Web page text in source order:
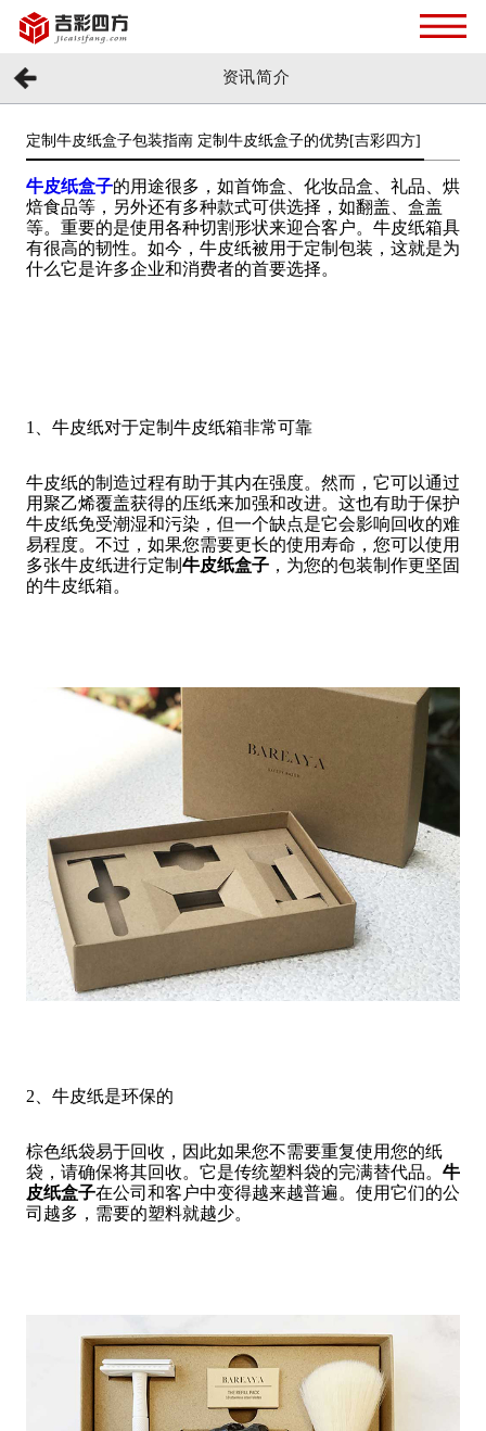
资讯简介
定制牛皮纸盒子包装指南 定制牛皮纸盒子的优势[吉彩四方]
牛皮纸盒子的用途很多，如首饰盒、化妆品盒、礼品、烘
焙食品等，另外还有多种款式可供选择，如翻盖、盒盖
等。重要的是使用各种切割形状来迎合客户。牛皮纸箱具
有很高的韧性。如今，牛皮纸被用于定制包装，这就是为
什么它是许多企业和消费者的首要选择。
1、牛皮纸对于定制牛皮纸箱非常可靠
牛皮纸的制造过程有助于其内在强度。然而，它可以通过
用聚乙烯覆盖获得的压纸来加强和改进。这也有助于保护
牛皮纸免受潮湿和污染，但一个缺点是它会影响回收的难
易程度。不过，如果您需要更长的使用寿命，您可以使用
多张牛皮纸进行定制 牛皮纸盒子，为您的包装制作更坚固
的牛皮纸箱。
2、牛皮纸是环保的
棕色纸袋易于回收，因此如果您不需要重复使用您的纸
袋，请确保将其回收。它是传统塑料袋的完满替代品。 牛
皮纸盒子在公司和客户中变得越来越普遍。使用它们的公
司越多，需要的塑料就越少。